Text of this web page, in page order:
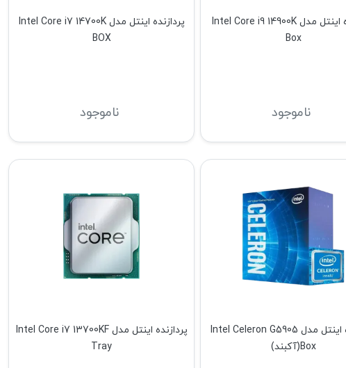
پردازنده اینتل مدل Intel Core i9 14900K
Box
ناموجود
پردازنده اینتل مدل Intel Core i7 14700K
BOX
ناموجود
پردازنده اینتل مدل Intel Celeron G5905
Box(آکبند)
پردازنده اینتل مدل Intel Core i7 13700KF
Tray